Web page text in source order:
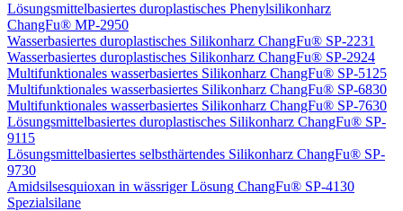
Lösungsmittelbasiertes duroplastisches Phenylsilikonharz
ChangFu® MP-2950
Wasserbasiertes duroplastisches Silikonharz ChangFu® SP-2231
Wasserbasiertes duroplastisches Silikonharz ChangFu® SP-2924
Multifunktionales wasserbasiertes Silikonharz ChangFu® SP-5125
Multifunktionales wasserbasiertes Silikonharz ChangFu® SP-6830
Multifunktionales wasserbasiertes Silikonharz ChangFu® SP-7630
Lösungsmittelbasiertes duroplastisches Silikonharz ChangFu® SP-
9115
Lösungsmittelbasiertes selbsthärtendes Silikonharz ChangFu® SP-
9730
Amidsilsesquioxan in wässriger Lösung ChangFu® SP-4130
Spezialsilane